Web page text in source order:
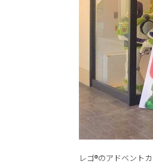
レゴ®のアドベント